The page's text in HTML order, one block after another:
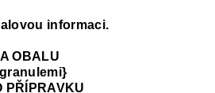
informaci.
OBALU
PŘÍPRAVKU